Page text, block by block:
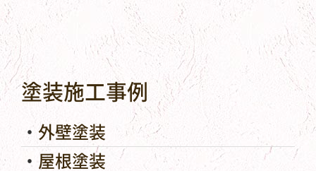
塗装施工事例
外壁塗装
屋根塗装